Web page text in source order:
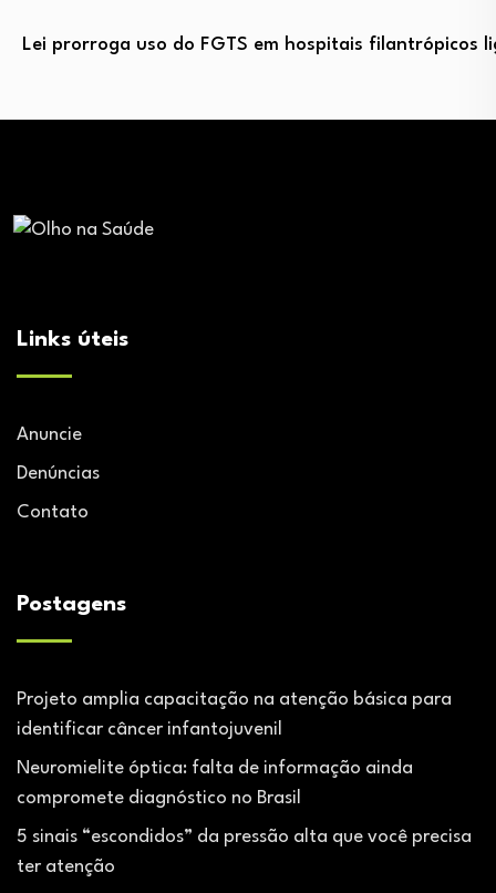
Lei prorroga uso do FGTS em hospitais filantrópicos
Links úteis
Anuncie
Denúncias
Contato
Postagens
Projeto amplia capacitação na atenção básica para
identificar câncer infantojuvenil
Neuromielite óptica: falta de informação ainda
compromete diagnóstico no Brasil
5 sinais “escondidos” da pressão alta que você precisa
ter atenção